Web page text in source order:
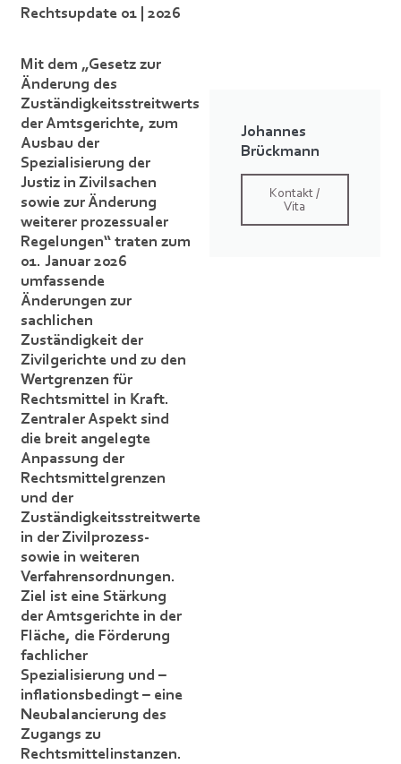
Johannes
Brückmann
Kontakt /
Vita
Rechtsupdate 01 | 2026
Mit dem „Gesetz zur
Änderung des
Zuständigkeitsstreitwerts
der Amtsgerichte, zum
Ausbau der
Spezialisierung der
Justiz in Zivilsachen
sowie zur Änderung
weiterer prozessualer
Regelungen“ traten zum
01. Januar 2026
umfassende
Änderungen zur
sachlichen
Zuständigkeit der
Zivilgerichte und zu den
Wertgrenzen für
Rechtsmittel in Kraft.
Zentraler Aspekt sind
die breit angelegte
Anpassung der
Rechtsmittelgrenzen
und der
Zuständigkeitsstreitwerte
in der Zivilprozess-
sowie in weiteren
Verfahrensordnungen.
Ziel ist eine Stärkung
der Amtsgerichte in der
Fläche, die Förderung
fachlicher
Spezialisierung und –
inflationsbedingt – eine
Neubalancierung des
Zugangs zu
Rechtsmittelinstanzen.